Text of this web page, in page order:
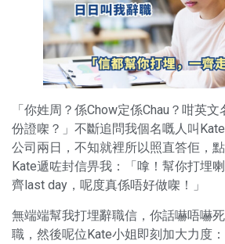
「你姓周？係Chow定係Chau？咁英
份證㗎？」不斷追問我個名嘅人叫
公司兩日，不知就裡所以照直答佢，
Kate遞咗封信畀我：「嗱！幫你打埋
齊last day，呢度真係唔好做㗎！」
無端端幫我打埋辭職信，你話嚇唔嚇
職，然後呢位Kate小姐即刻加大力度